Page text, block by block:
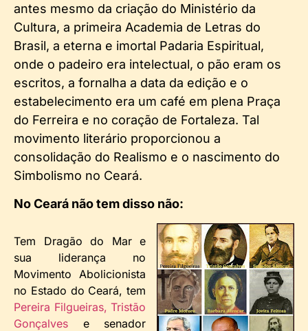
antes mesmo da criação do Ministério da
Cultura, a primeira Academia de Letras do
Brasil, a eterna e imortal Padaria Espiritual,
onde o padeiro era intelectual, o pão eram os
escritos, a fornalha a data da edição e o
estabelecimento era um café em plena Praça
do Ferreira e no coração de Fortaleza. Tal
movimento literário proporcionou a
consolidação do Realismo e o nascimento do
Simbolismo no Ceará.
No Ceará não tem disso não:
Tem Dragão do Mar e
sua liderança no
Movimento Abolicionista
no Estado do Ceará, tem
Pereira Filgueiras, Tristão
Gonçalves e senador